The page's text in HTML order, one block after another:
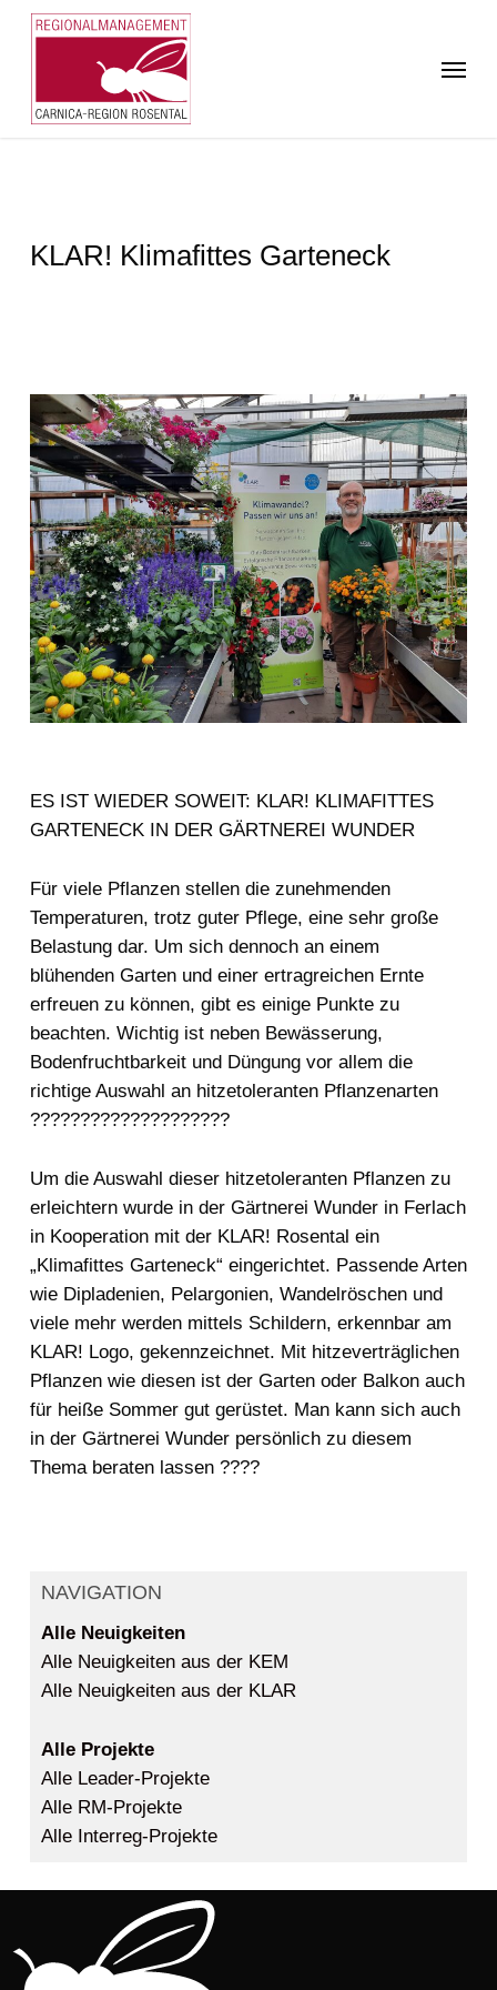
Skip
content
Menu
KLAR! Klimafittes Garteneck
ES IST WIEDER SOWEIT: KLAR! KLIMAFITTES
GARTENECK IN DER GÄRTNEREI WUNDER
Für viele Pflanzen stellen die zunehmenden
Temperaturen, trotz guter Pflege, eine sehr große
Belastung dar. Um sich dennoch an einem
blühenden Garten und einer ertragreichen Ernte
erfreuen zu können, gibt es einige Punkte zu
beachten. Wichtig ist neben Bewässerung,
Bodenfruchtbarkeit und Düngung vor allem die
richtige Auswahl an hitzetoleranten Pflanzenarten
????????????????????
Um die Auswahl dieser hitzetoleranten Pflanzen zu
erleichtern wurde in der Gärtnerei Wunder in Ferlach
in Kooperation mit der KLAR! Rosental ein
„Klimafittes Garteneck“ eingerichtet. Passende Arten
wie Dipladenien, Pelargonien, Wandelröschen und
viele mehr werden mittels Schildern, erkennbar am
KLAR! Logo, gekennzeichnet. Mit hitzeverträglichen
Pflanzen wie diesen ist der Garten oder Balkon auch
für heiße Sommer gut gerüstet. Man kann sich auch
in der Gärtnerei Wunder persönlich zu diesem
Thema beraten lassen ????
NAVIGATION
Alle Neuigkeiten
Alle Neuigkeiten aus der KEM
Alle Neuigkeiten aus der KLAR
Alle Projekte
Alle Leader-Projekte
Alle RM-Projekte
Alle Interreg-Projekte